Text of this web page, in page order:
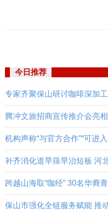
今日推荐
专家齐聚保山研讨咖啡深加
腾冲文旅招商宣传推介会亮
机构声称“与官方合作”“可进
补齐消化道早筛早治短板 河
跨越山海取“咖经” 30名华裔
保山市强化全链服务赋能 推